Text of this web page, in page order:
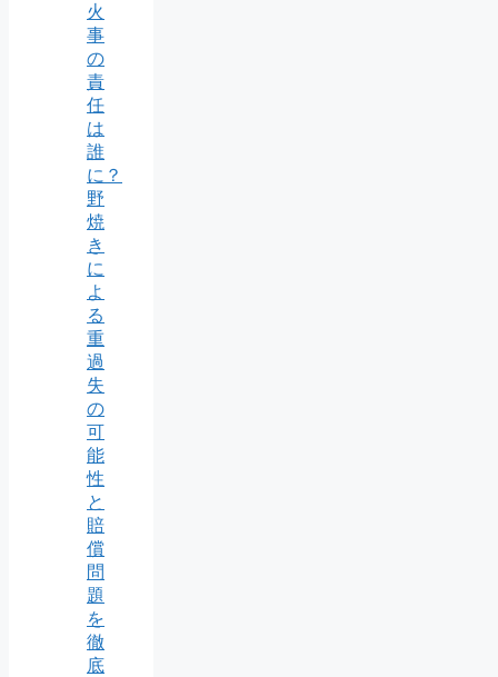
火
事
の
責
任
は
誰
に？
野
焼
き
に
よ
る
重
過
失
の
可
能
性
と
賠
償
問
題
を
徹
底